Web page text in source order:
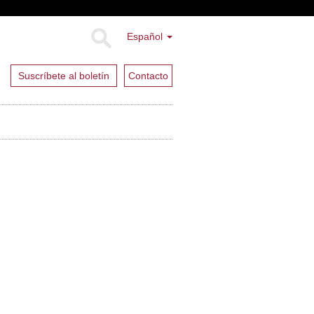
Español
Suscríbete al boletín Contacto